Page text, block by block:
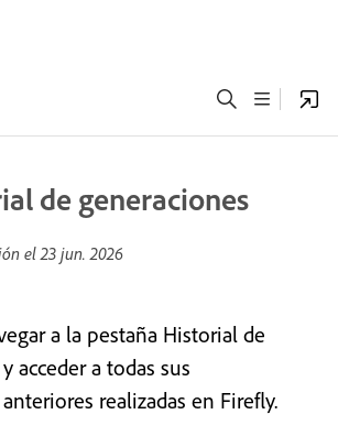
de generaciones
el23 jun. 2026
a la pestaña Historial de
acceder a todas sus
realizadas en Firefly.